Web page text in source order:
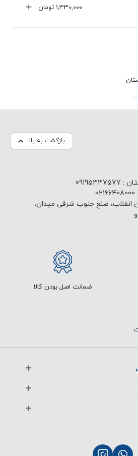
1,330,000 تومان
بازگشت به بالا
:
09195337577
02166408000
انقلاب، ضلع جنوب شرقی میدان،
ضمانت اصل بودن کالا